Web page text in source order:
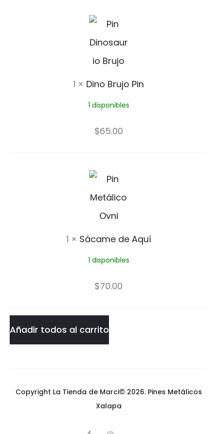
D
i
n
r
u
P
i
n
1 × Dino Brujo Pin
1 disponibles
$65.00
S
á
c
e
d
1 × Sácame de Aquí
1 disponibles
$70.00
Añadir todos al carrito
Copyright La Tienda de Marci© 2026.Pines Metálicos
Xalapa